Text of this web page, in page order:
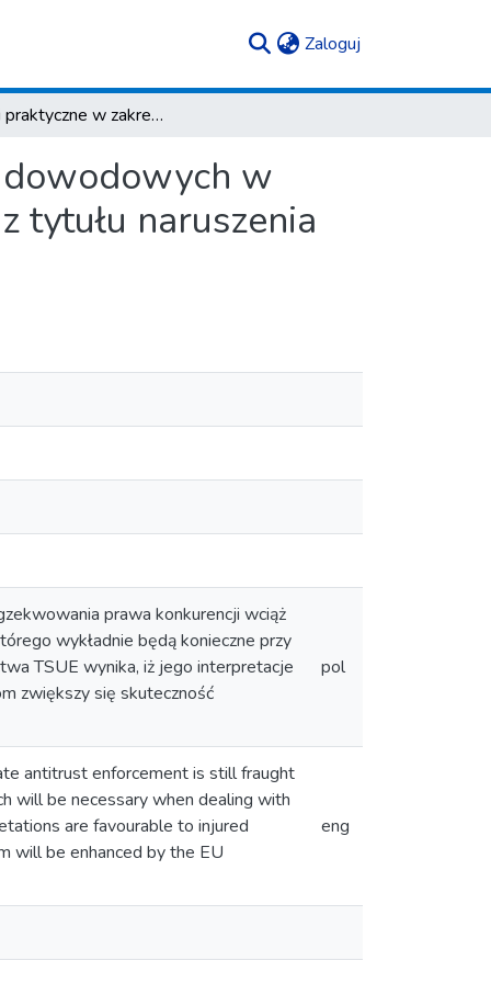
Zaloguj
Uwagi praktyczne w zakresie wyjawiania środków dowodowych w ramach dochodzenia roszczeń odszkodowawczych z tytułu naruszenia prawa konkurencji
w
tytułu naruszenia
prawa konkurencji wciąż
wykładnie będą konieczne przy
TSUE wynika, iż jego interpretacje
zwiększy się skuteczność
pol
antitrust enforcement is still fraught
will be necessary when dealing with
are favourable to injured
will be enhanced by the EU
eng